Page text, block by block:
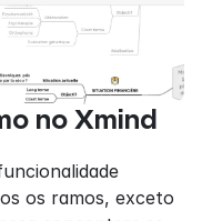
no Xmind
os ramos, exceto